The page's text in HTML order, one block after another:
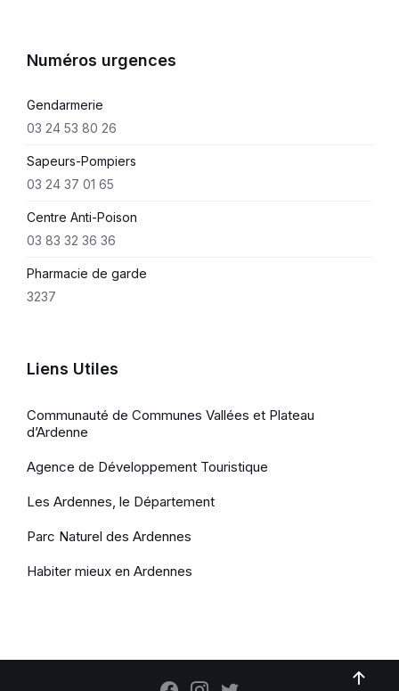
Numéros urgences
Gendarmerie
03 24 53 80 26
Sapeurs-Pompiers
03 24 37 01 65
Centre Anti-Poison
03 83 32 36 36
Pharmacie de garde
3237
Liens Utiles
Communauté de Communes Vallées et Plateau
d’Ardenne
Agence de Développement Touristique
Les Ardennes, le Département
Parc Naturel des Ardennes
Habiter mieux en Ardennes